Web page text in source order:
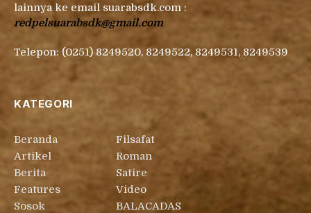
lainnya ke email suarabsdk.com :
redpelsuarabsdk@gmail.com
Telepon: (0251) 8249520, 8249522, 8249531, 8249539
KATEGORI
Beranda
Artikel
Berita
Features
Sosok
Filsafat
Roman
Satire
Video
BALACADAS